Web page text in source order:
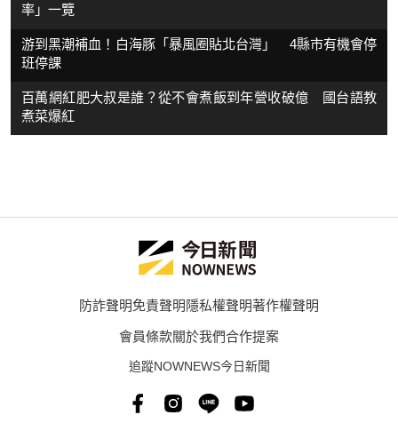
率」一覽
游到黑潮補血！白海豚「暴風圈貼北台灣」 4縣市有機會停
班停課
百萬網紅肥大叔是誰？從不會煮飯到年營收破億 國台語教
煮菜爆紅
防詐聲明免責聲明隱私權聲明著作權聲明
會員條款關於我們合作提案
追蹤NOWNEWS今日新聞